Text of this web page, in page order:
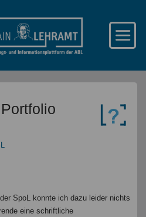
SpoL konnte ich dazu leider nichts
eine schriftliche